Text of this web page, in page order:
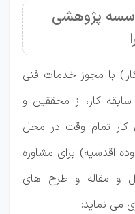
پژوهشی
با مجوز خدمات فنی
صمت و 19 سال سابقه کار، از محققین و
کار تمام وقت در محل
اقدسیه) برای مشاوره
و مقاله و طرح های
می نماید: